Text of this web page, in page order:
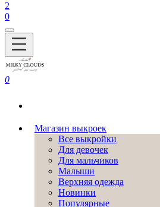
2
0
0
Магазин выкроек
Все выкройки
Для девочек
Для мальчиков
Малыши
Верхняя одежда
Новинки
Популярные